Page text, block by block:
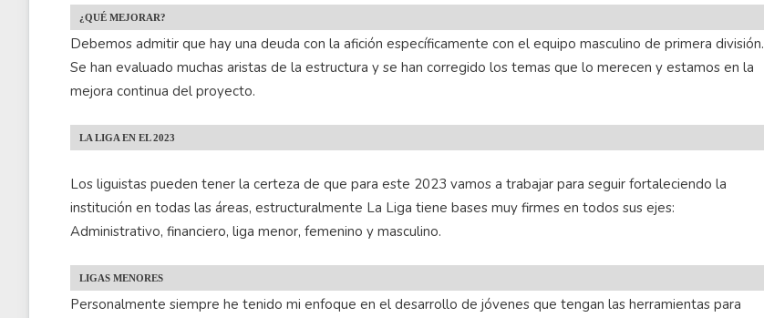
¿QUÉ MEJORAR?
Debemos admitir que hay una deuda con la afición específicamente con el equipo masculino de primera división.
Se han evaluado muchas aristas de la estructura y se han corregido los temas que lo merecen y estamos en la
mejora continua del proyecto.
LA LIGA EN EL 2023
Los liguistas pueden tener la certeza de que para este 2023 vamos a trabajar para seguir fortaleciendo la
institución en todas las áreas, estructuralmente La Liga tiene bases muy firmes en todos sus ejes:
Administrativo, financiero, liga menor, femenino y masculino.
LIGAS MENORES
Personalmente siempre he tenido mi enfoque en el desarrollo de jóvenes que tengan las herramientas para